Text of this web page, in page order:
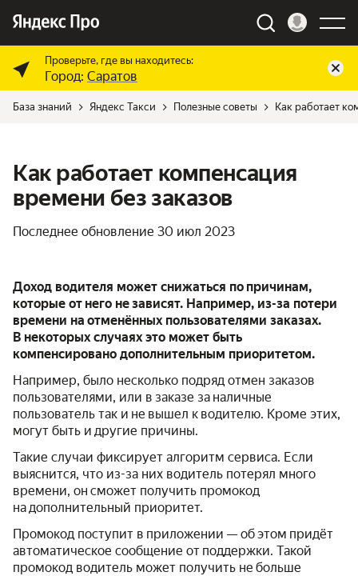
Проверьте, где вы находитесь:
Город: Саратов
База знаний Яндекс Такси Полезные советы Как работает
Как работает компенсация
времени без заказов
Последнее обновление 30 июл 2023
Доход водителя может снижаться по причинам,
которые от него не зависят. Например, из-за потери
времени на отменённых пользователями заказах.
В некоторых случаях это может быть
компенсировано дополнительным приоритетом.
Например, было несколько подряд отмен заказов
пользователями, или в заказе за наличные
пользователь так и не вышел к водителю. Кроме этих,
могут быть и другие причины.
Такие случаи фиксирует алгоритм сервиса. Если
выяснится, что из-за них водитель потерял много
времени, он сможет получить промокод
на дополнительный приоритет.
Промокод поступит в приложении — об этом придёт
автоматическое сообщение от поддержки. Такой
промокод водитель может получить не больше